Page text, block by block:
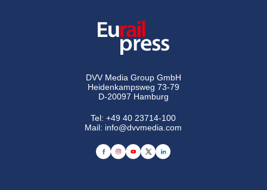
DVV Media Group GmbH
Heidenkampsweg 73-79
D-20097 Hamburg
Tel:+49 40 23714-100
Mail: info@dvvmedia.com